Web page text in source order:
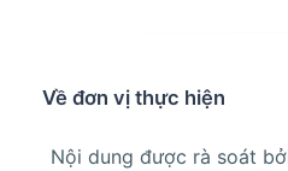
Về đơn vị thực hiện
Nội dung được rà soát